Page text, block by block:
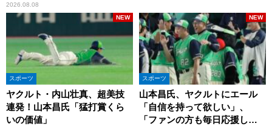
2026.08.08
スポーツ
ヤクルト・内山壮真、超美技
連発！山本昌氏「猛打賞くら
いの価値」
NEW
スポーツ
山本昌氏、ヤクルトにエール
「自信を持って欲しい」、
「ファンの方も毎日応援して
NEW